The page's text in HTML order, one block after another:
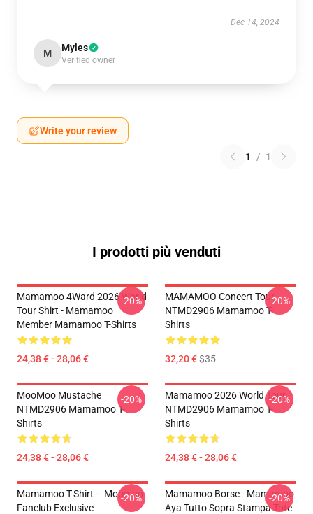
Dec 14, 2024
M Myles
Verified owner
Write your review
1 / 1
I prodotti più venduti
Mamamoo 4Ward 2026 World
Tour Shirt - Mamamoo
Member Mamamoo T-Shirts
24,38 € - 28,06 €
-20%
MAMAMOO Concert Tour
NTMD2906 Mamamoo T-
Shirts
32,20 €$35
-20%
MooMoo Mustache
NTMD2906 Mamamoo T-
Shirts
24,38 € - 28,06 €
-20%
Mamamoo 2026 World Tour
NTMD2906 Mamamoo T-
Shirts
24,38 € - 28,06 €
-20%
Mamamoo T-Shirt – Moomoo
Fanclub Exclusive
-20%
Mamamoo Borse - Mamamoo
Aya Tutto Sopra Stampa Tote
-20%